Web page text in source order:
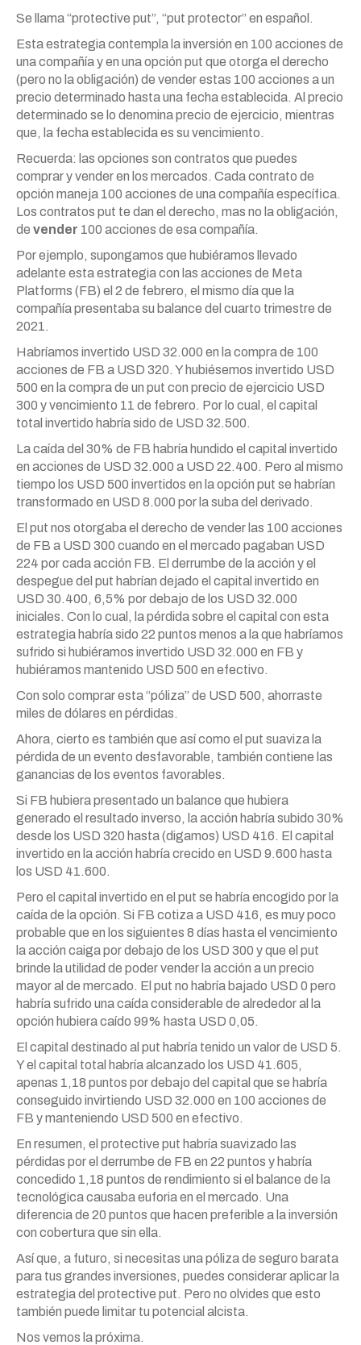
Se llama “protective put”, “put protector” en español.
Esta estrategia contempla la inversión en 100 acciones de
una compañía y en una opción put que otorga el derecho
(pero no la obligación) de vender estas 100 acciones a un
precio determinado hasta una fecha establecida. Al precio
determinado se lo denomina precio de ejercicio, mientras
que, la fecha establecida es su vencimiento.
Recuerda: las opciones son contratos que puedes
comprar y vender en los mercados. Cada contrato de
opción maneja 100 acciones de una compañía específica.
Los contratos put te dan el derecho, mas no la obligación,
de vender 100 acciones de esa compañía.
Por ejemplo, supongamos que hubiéramos llevado
adelante esta estrategia con las acciones de Meta
Platforms (FB) el 2 de febrero, el mismo día que la
compañía presentaba su balance del cuarto trimestre de
2021.
Habríamos invertido USD 32.000 en la compra de 100
acciones de FB a USD 320. Y hubiésemos invertido USD
500 en la compra de un put con precio de ejercicio USD
300 y vencimiento 11 de febrero. Por lo cual, el capital
total invertido habría sido de USD 32.500.
La caída del 30% de FB habría hundido el capital invertido
en acciones de USD 32.000 a USD 22.400. Pero al mismo
tiempo los USD 500 invertidos en la opción put se habrían
transformado en USD 8.000 por la suba del derivado.
El put nos otorgaba el derecho de vender las 100 acciones
de FB a USD 300 cuando en el mercado pagaban USD
224 por cada acción FB. El derrumbe de la acción y el
despegue del put habrían dejado el capital invertido en
USD 30.400, 6,5% por debajo de los USD 32.000
iniciales. Con lo cual, la pérdida sobre el capital con esta
estrategia habría sido 22 puntos menos a la que habríamos
sufrido si hubiéramos invertido USD 32.000 en FB y
hubiéramos mantenido USD 500 en efectivo.
Con solo comprar esta “póliza” de USD 500, ahorraste
miles de dólares en pérdidas.
Ahora, cierto es también que así como el put suaviza la
pérdida de un evento desfavorable, también contiene las
ganancias de los eventos favorables.
Si FB hubiera presentado un balance que hubiera
generado el resultado inverso, la acción habría subido 30%
desde los USD 320 hasta (digamos) USD 416. El capital
invertido en la acción habría crecido en USD 9.600 hasta
los USD 41.600.
Pero el capital invertido en el put se habría encogido por la
caída de la opción. Si FB cotiza a USD 416, es muy poco
probable que en los siguientes 8 días hasta el vencimiento
la acción caiga por debajo de los USD 300 y que el put
brinde la utilidad de poder vender la acción a un precio
mayor al de mercado. El put no habría bajado USD 0 pero
habría sufrido una caída considerable de alrededor al la
opción hubiera caído 99% hasta USD 0,05.
El capital destinado al put habría tenido un valor de USD 5.
Y el capital total habría alcanzado los USD 41.605,
apenas 1,18 puntos por debajo del capital que se habría
conseguido invirtiendo USD 32.000 en 100 acciones de
FB y manteniendo USD 500 en efectivo.
En resumen, el protective put habría suavizado las
pérdidas por el derrumbe de FB en 22 puntos y habría
concedido 1,18 puntos de rendimiento si el balance de la
tecnológica causaba euforia en el mercado. Una
diferencia de 20 puntos que hacen preferible a la inversión
con cobertura que sin ella.
Así que, a futuro, si necesitas una póliza de seguro barata
para tus grandes inversiones, puedes considerar aplicar la
estrategia del protective put. Pero no olvides que esto
también puede limitar tu potencial alcista.
Nos vemos la próxima.